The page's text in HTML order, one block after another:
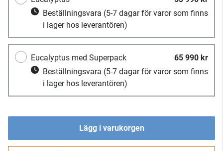
Beställningsvara (5-7 dagar för varor som finns
i lager hos leverantören)
Eucalyptus med Superpack
65 990 kr
Beställningsvara (5-7 dagar för varor som finns
i lager hos leverantören)
Lägg i varukorgen